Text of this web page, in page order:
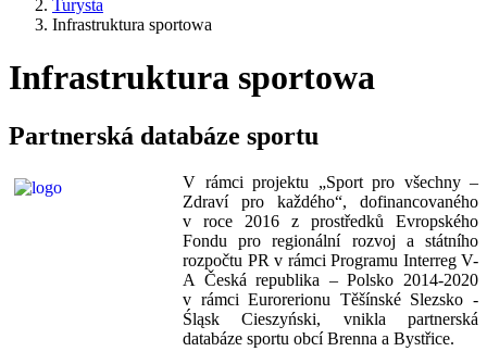
Turysta
Infrastruktura sportowa
Infrastruktura sportowa
Partnerská databáze sportu
V rámci projektu „Sport pro všechny –
Zdraví pro každého“, dofinancovaného
v roce 2016 z prostředků Evropského
Fondu pro regionální rozvoj a státního
rozpočtu PR v rámci Programu Interreg V-
A Česká republika – Polsko 2014-2020
v rámci Eurorerionu Těšínské Slezsko -
Śląsk Cieszyński, vnikla partnerská
databáze sportu obcí Brenna a Bystřice.